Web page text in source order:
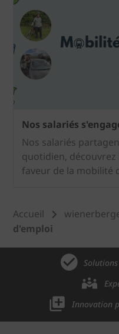
Nos salariés
Nos salariés
quotidien,
faveur de la mobilité
Accueil
d'emploi
Innovation